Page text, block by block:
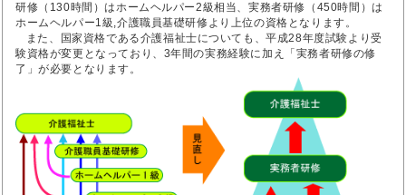
研修（130時間）はホームヘルパー2級相当、実務者研修（450時間）は
ホームヘルパー1級,介護職員基礎研修より上位の資格となります。
また、国家資格である介護福祉士についても、平成28年度試験より受
験資格が変更となっており、3年間の実務経験に加え「実務者研修の修
了」が必要となります。